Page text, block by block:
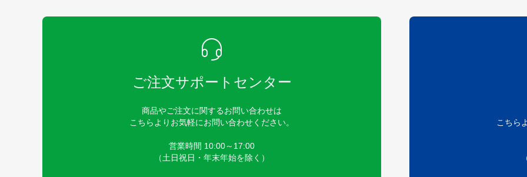
ご注文サポートセンター
商品やご注文に関するお問い合わせは
こちらよりお気軽にお問い合わせください。
営業時間 10:00～17:00
（土日祝日・年末年始を除く）
こちら